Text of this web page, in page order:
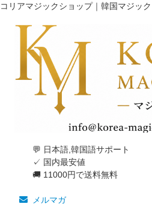
コリアマジックショップ｜韓国マジッ
💬 日本語,韓国語サポート
✓ 国内最安値
🚚 11000円で送料無料
メルマガ